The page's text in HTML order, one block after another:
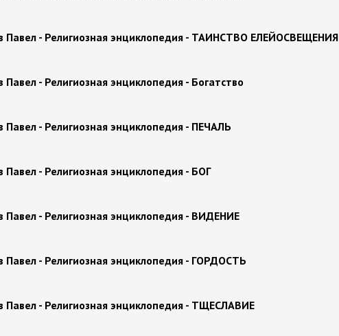
Павел - Религиозная энциклопедия - ТАИНСТВО ЕЛЕЙОСВЕЩЕНИЯ
Павел - Религиозная энциклопедия - Богатство
Павел - Религиозная энциклопедия - ПЕЧАЛЬ
Павел - Религиозная энциклопедия - БОГ
Павел - Религиозная энциклопедия - ВИДЕНИЕ
Павел - Религиозная энциклопедия - ГОРДОСТЬ
Павел - Религиозная энциклопедия - ТЩЕСЛАВИЕ